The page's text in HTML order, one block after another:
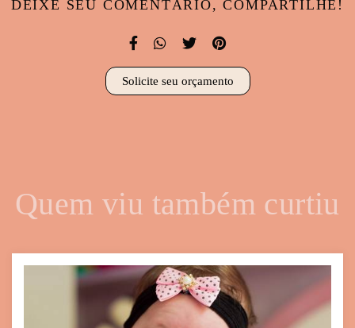
DEIXE SEU COMENTÁRIO, COMPARTILHE!
Solicite seu orçamento
Quem viu também curtiu